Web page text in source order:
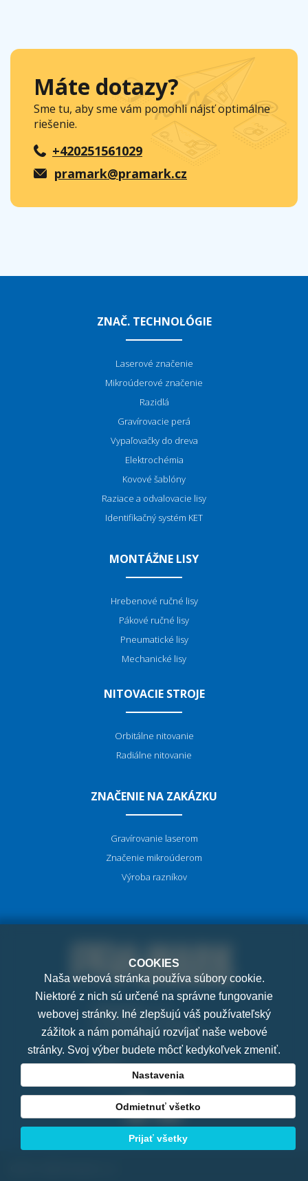
Máte dotazy?
Sme tu, aby sme vám pomohli nájsť optimálne
riešenie.
+420251561029
pramark@pramark.cz
PRAMARK, s.r.o.
K Letňanům 1036/7
182 00 Praha 8 - Ďáblice
E-mail: pramark@pramark.cz
+421 911 022 042
ZNAČ. TECHNOLÓGIE
Laserové značenie
Mikroúderové značenie
Razidlá
Gravírovacie perá
Vypaľovačky do dreva
Elektrochémia
Kovové šablóny
Raziace a odvalovacie lisy
Identifikačný systém KET
MONTÁŽNE LISY
Hrebenové ručné lisy
Pákové ručné lisy
Pneumatické lisy
Mechanické lisy
NITOVACIE STROJE
Orbitálne nitovanie
Radiálne nitovanie
ZNAČENIE NA ZAKÁZKU
Gravírovanie laserom
Značenie mikroúderom
Výroba razníkov
COOKIES
Naša webová stránka používa súbory cookie.
Niektoré z nich sú určené na správne fungovanie
webovej stránky. Iné zlepšujú váš používateľský
zážitok a nám pomáhajú rozvíjať naše webové
stránky. Svoj výber budete môcť kedykoľvek zmeniť.
Nastavenia
Odmietnuť všetko
Prijať všetky